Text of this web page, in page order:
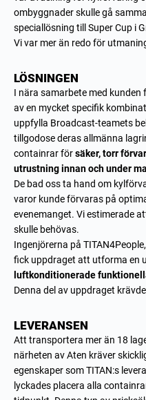
ombyggnader skulle gå
speciallösning till Super Cup i
Vi var mer än redo för
LÖSNINGEN
I nära samarbete med kunden
av en mycket specifik
uppfylla Broadcast-teamets
tillgodose deras allmänna
containrar försäker, torr
utrustning innan och under
De bad oss ta hand om
varor kunde förvaras på
evenemanget. Vi estimerade
skulle behövas.
Ingenjörerna på
fick uppdraget att utforma en
luftkonditionerade
Denna del av uppdraget
LEVERANSEN
Att transportera mer än 18
närheten av Aten kräver
egenskaper som TITAN:s
lyckades placera alla